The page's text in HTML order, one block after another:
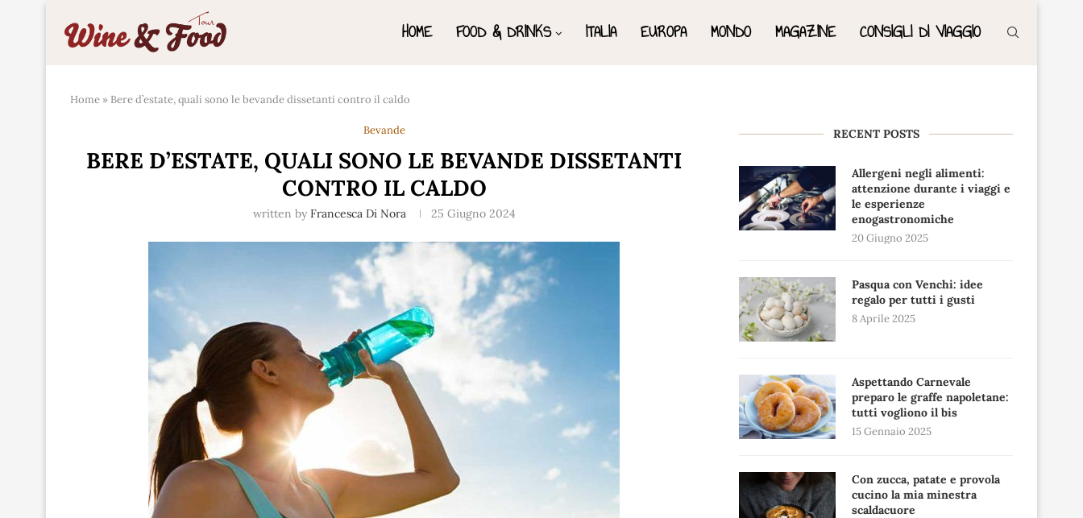
HOME FOOD & DRINKS ITALIA EUROPA MONDO MAGAZINE CONSIGLI DI VIAGGIO
Home » Bere d’estate, quali sono le bevande dissetanti contro il caldo
Bevande
BERE D’ESTATE, QUALI SONO LE BEVANDE DISSETANTI
CONTRO IL CALDO
written by Francesca Di Nora 25 Giugno 2024
RECENT POSTS
Allergeni negli alimenti:
attenzione durante i viaggi e
le esperienze
enogastronomiche
20 Giugno 2025
Pasqua con Venchi: idee
regalo per tutti i gusti
8 Aprile 2025
Aspettando Carnevale
preparo le graffe napoletane:
tutti vogliono il bis
15 Gennaio 2025
Con zucca, patate e provola
cucino la mia minestra
scaldacuore